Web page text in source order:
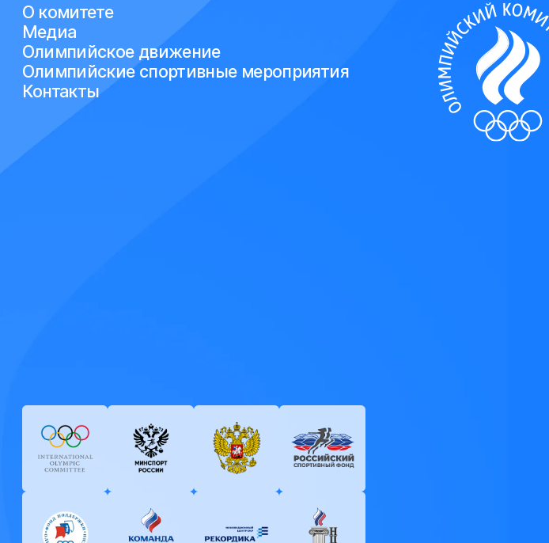
О комитете
Медиа
Олимпийское движение
Олимпийские спортивные мероприятия
Контакты